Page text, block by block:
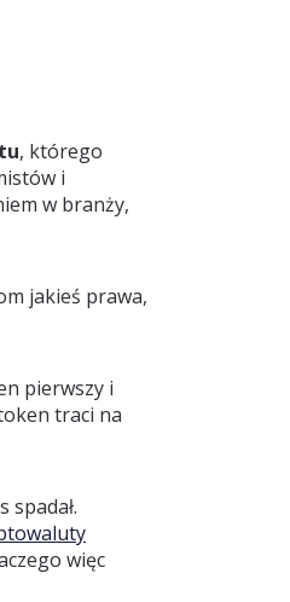
, którego
i
w branży,
jakieś prawa,
pierwszy i
traci na
więc